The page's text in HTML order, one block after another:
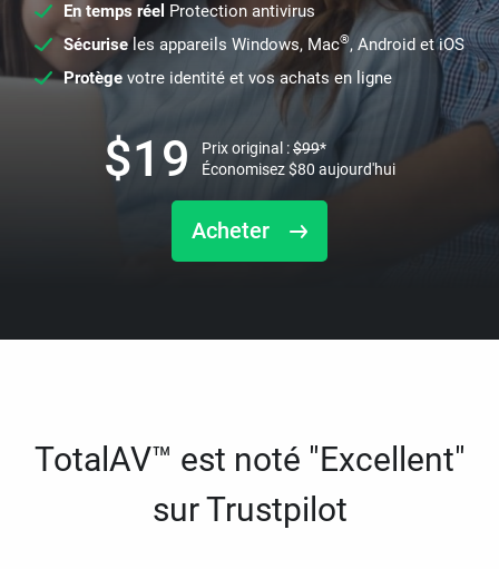
En temps réel Protection antivirus
Sécuriseles appareils Windows, Mac®, Android et iOS
Protège votre identité et vos achats en ligne
Acheter
$19 Prix original :$99*
Économisez$80 aujourd'hui
TotalAV™ est noté "Excellent"
sur Trustpilot